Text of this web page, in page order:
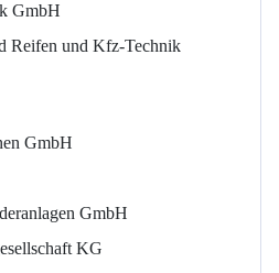
GmbH
Reifen und Kfz-Technik
GmbH
GmbH
KG